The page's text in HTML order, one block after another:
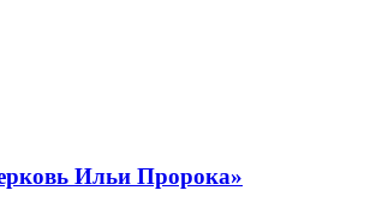
Ильи Пророка»